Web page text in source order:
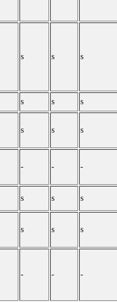
s s s
s s s
s s s
- - -
s s s
s s s
- - -